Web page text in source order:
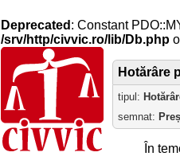
Deprecated : Constant
/srv/http/civvic.ro/lib/Db.php
Hotărâre
tipul:
semnat:
În